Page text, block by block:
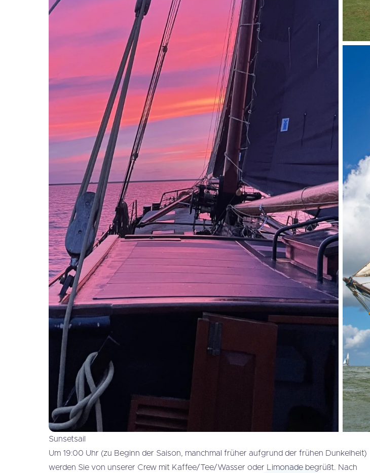
Sunsetsail
Um 19:00 Uhr (zu Beginn der Saison, manchmal früher aufgrund der frühen Dunkelheit)
werden Sie von unserer Crew mit Kaffee/Tee/Wasser oder Limonade begrüßt. Nach